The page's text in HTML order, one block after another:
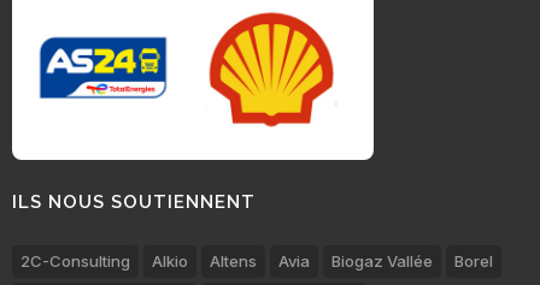
ILS NOUS SOUTIENNENT
2C-Consulting Alkio Altens Avia Biogaz Vallée
Borel